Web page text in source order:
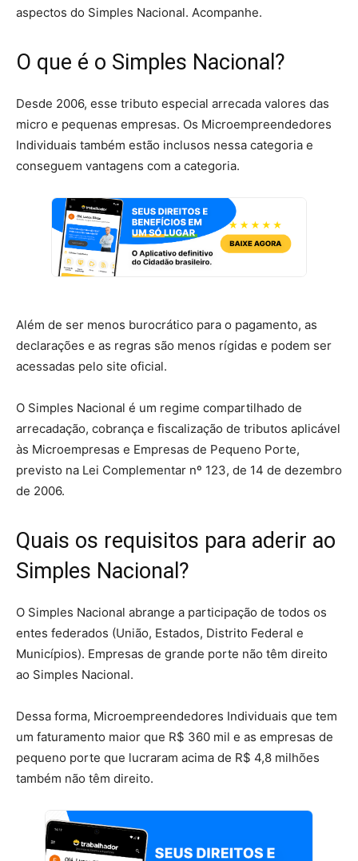
aspectos do Simples Nacional. Acompanhe.
O que é o Simples Nacional?
Desde 2006, esse tributo especial arrecada valores das
micro e pequenas empresas. Os Microempreendedores
Individuais também estão inclusos nessa categoria e
conseguem vantagens com a categoria.
Além de ser menos burocrático para o pagamento, as
declarações e as regras são menos rígidas e podem ser
acessadas pelo site oficial.
O Simples Nacional é um regime compartilhado de
arrecadação, cobrança e fiscalização de tributos aplicável
às Microempresas e Empresas de Pequeno Porte,
previsto na Lei Complementar nº 123, de 14 de dezembro
de 2006.
Quais os requisitos para aderir ao
Simples Nacional?
O Simples Nacional abrange a participação de todos os
entes federados (União, Estados, Distrito Federal e
Municípios). Empresas de grande porte não têm direito
ao Simples Nacional.
Dessa forma, Microempreendedores Individuais que tem
um faturamento maior que R$ 360 mil e as empresas de
pequeno porte que lucraram acima de R$ 4,8 milhões
também não têm direito.